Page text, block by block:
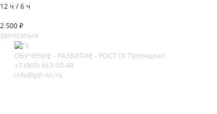
12 ч / 6 ч
2 500 ₽
Записаться
ОБУЧЕНИЕ - РАЗВИТИЕ - РОСТ ГК Потенциал
+7 (905) 663-00-40
info@ptl-nn.ru